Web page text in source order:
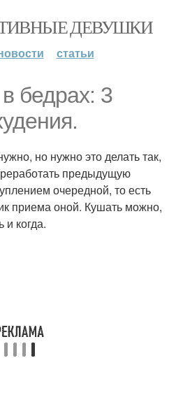
ДЕВУШКИ
статьи
бедрах: 3
но нужно это делать так,
предыдущую
очередной, то есть
приема оной. Кушать можно,
и когда.